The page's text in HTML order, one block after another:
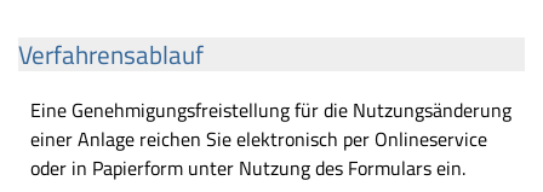
Verfahrensablauf
Eine Genehmigungsfreistellung für die Nutzungsänderung
einer Anlage reichen Sie elektronisch per Onlineservice
oder in Papierform unter Nutzung des Formulars ein.